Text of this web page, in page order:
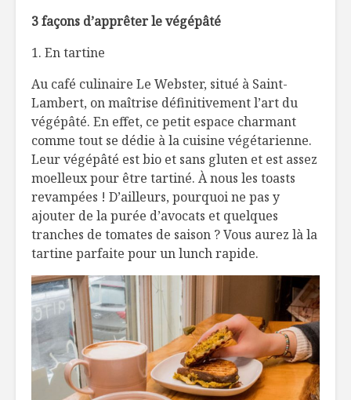
3 façons d’apprêter le végépâté
1. En tartine
Au café culinaire Le Webster, situé à Saint-
Lambert, on maîtrise définitivement l’art du
végépâté. En effet, ce petit espace charmant
comme tout se dédie à la cuisine végétarienne.
Leur végépâté est bio et sans gluten et est assez
moelleux pour être tartiné. À nous les toasts
revampées ! D’ailleurs, pourquoi ne pas y
ajouter de la purée d’avocats et quelques
tranches de tomates de saison ? Vous aurez là la
tartine parfaite pour un lunch rapide.
10 collations
sans… faim pour